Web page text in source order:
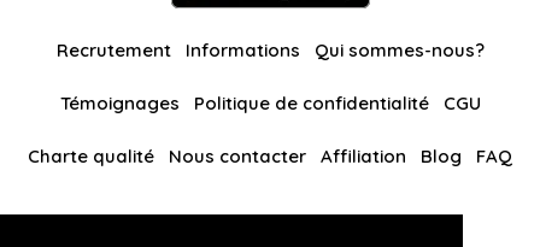
Recrutement Informations Qui sommes-nous?
Témoignages Politique de confidentialité CGU
Charte qualité Nous contacter Affiliation Blog FAQ